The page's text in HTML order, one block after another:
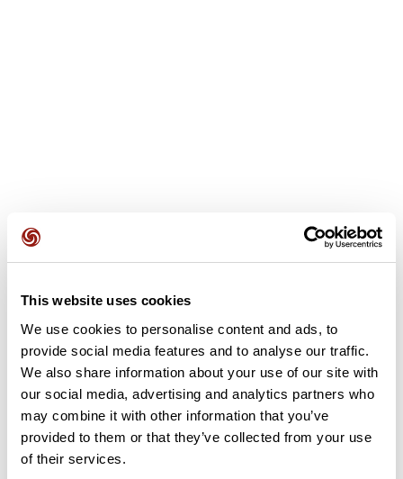
This website uses cookies
We use cookies to personalise content and ads, to
provide social media features and to analyse our traffic.
We also share information about your use of our site with
our social media, advertising and analytics partners who
may combine it with other information that you’ve
provided to them or that they’ve collected from your use
of their services.
Opiniones de los usuarios Ver todas las opiniones sobre
5,0• 1 opiniones
26 abr. 2025
Cool
A alban 78
Añadir una opinión